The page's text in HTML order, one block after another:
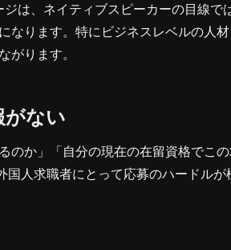
は、ネイティブスピーカーの目線で
なります。特にビジネスレベルの人
がります。
がない
のか」「自分の現在の在留資格でこ
人求職者にとって応募のハードルが